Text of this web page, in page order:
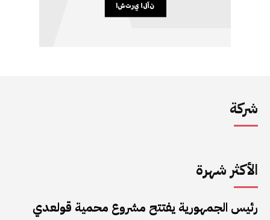
شركة
الأكثر شهرة
رئيس الجمهورية يفتتح مشروع محمية قولعدي